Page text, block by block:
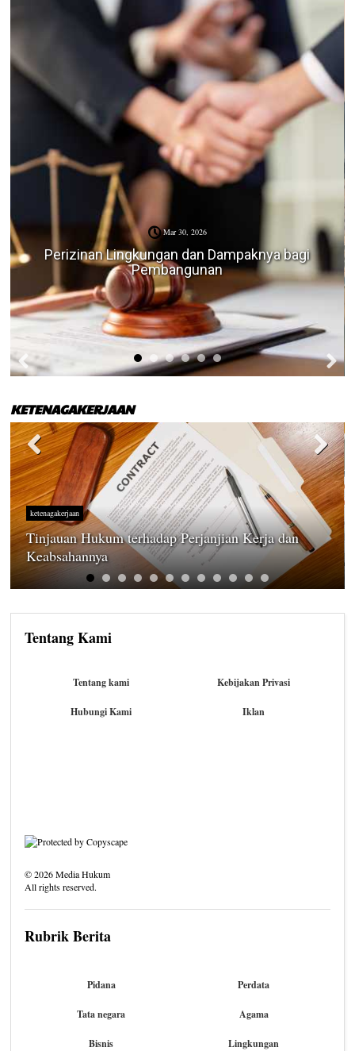
Mar 30, 2026
Perizinan Lingkungan dan Dampaknya bagi
Pembangunan
KETENAGAKERJAAN
ketenagakerjaan
Tinjauan Hukum terhadap Perjanjian Kerja dan
Keabsahannya
Tentang Kami
Tentang kami Kebijakan Privasi
Hubungi Kami Iklan
©2026Media Hukum
All rights reserved.
Rubrik Berita
Pidana Perdata
Tata negara Agama
Bisnis Lingkungan